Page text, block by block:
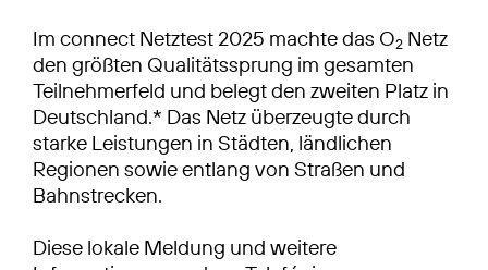
Im connect Netztest 2025 machte das O2 Netz
den größten Qualitätssprung im gesamten
Teilnehmerfeld und belegt den zweiten Platz in
Deutschland.* Das Netz überzeugte durch
starke Leistungen in Städten, ländlichen
Regionen sowie entlang von Straßen und
Bahnstrecken.
Diese lokale Meldung und weitere